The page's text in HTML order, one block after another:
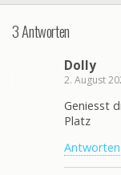
3 Antworten
Dolly
2. August
Geniesst
Platz
Antworten